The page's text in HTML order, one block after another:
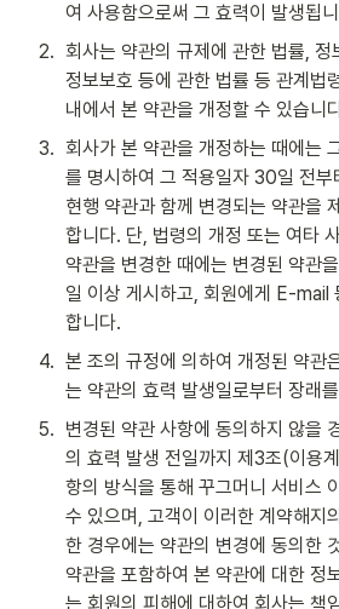
여 사용함으로써 그 효력이 발생됩
2. 회사는 약관의 규제에 관한 법률, 정
정보보호 등에 관한 법률 등 관계법
내에서 본 약관을 개정할 수 있습니
3. 회사가 본 약관을 개정하는 때에는
를 명시하여 그 적용일자 30일 전부
현행 약관과 함께 변경되는 약관을
합니다. 단, 법령의 개정 또는 여타
약관을 변경한 때에는 변경된 약관
일 이상 게시하고, 회원에게 E-mail
합니다.
4. 본 조의 규정에 의하여 개정된 약관
는 약관의 효력 발생일로부터 장래
5. 변경된 약관 사항에 동의하지 않을
의 효력 발생 전일까지 제3조(이용
항의 방식을 통해 꾸그머니 서비스
수 있으며, 고객이 이러한 계약해지
한 경우에는 약관의 변경에 동의한
약관을 포함하여 본 약관에 대한 정
는 회원의 피해에 대하여 회사는 책